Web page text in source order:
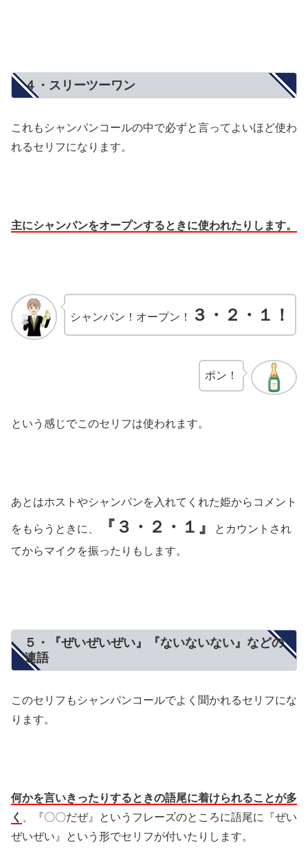
４・スリーツーワン
これもシャンパンコールの中で必ずと言ってよいほど使わ
れるセリフになります。
主にシャンパンをオープンするときに使われたりします。
シャンパン！オープン！ ３・２・１！
ポン！
という感じでこのセリフは使われます。
あとはホストやシャンパンを入れてくれた姫からコメント
をもらうときに、 『３・２・１』
とカウントされ
てからマイクを振ったりもします。
５・『ぜいぜいぜい』『ないないない』などの
連語
このセリフもシャンパンコールでよく聞かれるセリフにな
ります。
何かを言いきったりするときの語尾に着けられることが多
く
、『〇〇だぜ』というフレーズのところに語尾に『ぜい
ぜいぜい』という形でセリフが付いたりします。